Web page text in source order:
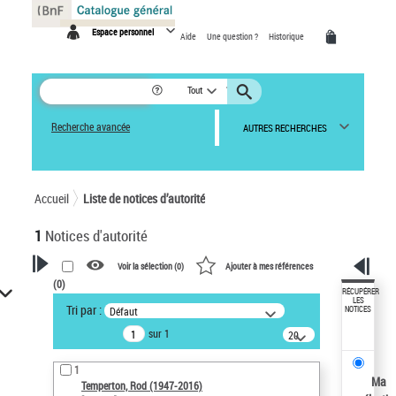
Espace personnel Aide Une question ? Historique
Tout
Recherche avancée AUTRES RECHERCHES
Accueil Liste de notices d’autorité
1 Notices d'autorité
VOTRE RECHERCHE
Recherche avancée dans les
notices d’autorité
Œuvres liées à l'auteur :
Temperton, Rod (1947-2016)
Voir la sélection (0) Ajouter à mes références
(0)
Tri par : Défaut
sur 1
20
résultats/page
1
Temperton, Rod (1947-2016)
RÉCUPÉRER
LES
NOTICES
Ma
Panneau de gestion des cookies